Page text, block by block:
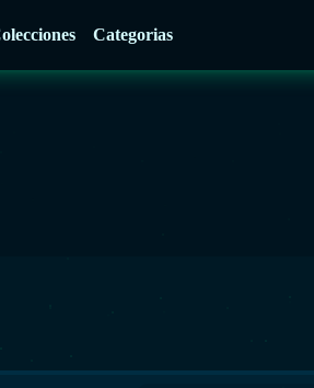
Categorias